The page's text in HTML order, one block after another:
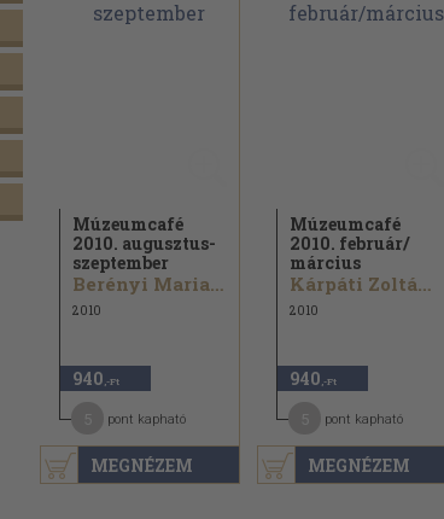
MEGNÉZEM
Múzeumcafé
2010. augusztus-
szeptember
Berényi Marianna...
2010
940 ,-Ft
pont kapható
MEGNÉZEM
Múzeumcafé
2010. február/
március
Kárpáti Zoltán...
2010
940 ,-Ft
pont kapható